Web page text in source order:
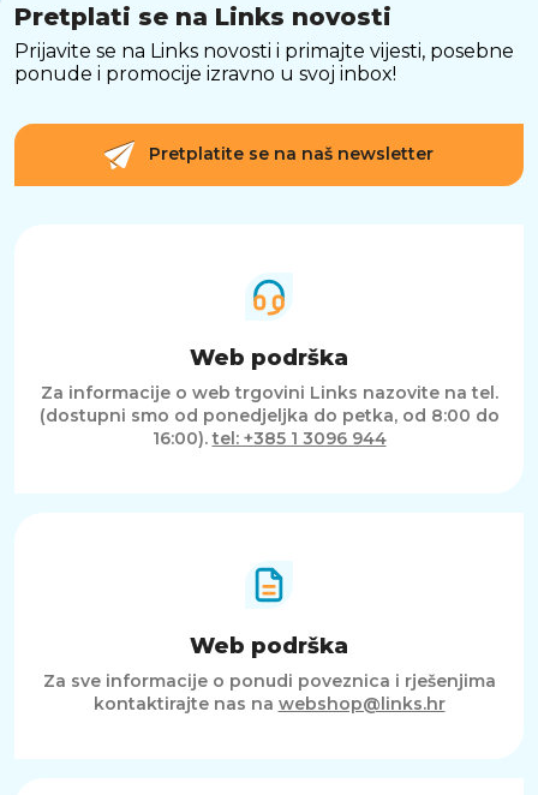
Pretplati se na Links novosti
Prijavite se na Links novosti i primajte vijesti, posebne
ponude i promocije izravno u svoj inbox!
Pretplatite se na naš newsletter
Web podrška
Za informacije o web trgovini Links nazovite na tel.
(dostupni smo od ponedjeljka do petka, od 8:00 do
16:00).tel: +385 1 3096 944
Web podrška
Za sve informacije o ponudi poveznica i rješenjima
kontaktirajte nas na webshop@links.hr